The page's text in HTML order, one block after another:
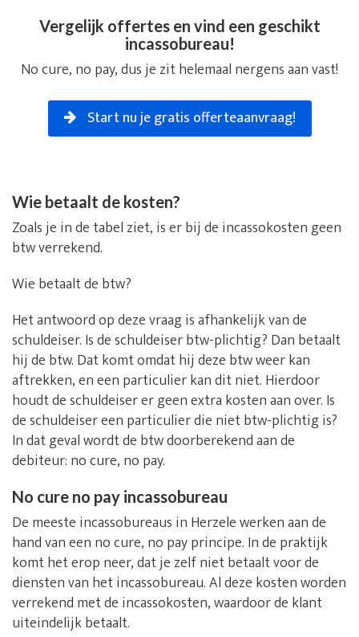
Vergelijk offertes en vind een geschikt
incassobureau!
No cure, no pay, dus je zit helemaal nergens aan vast!
Start nu je gratis offerteaanvraag!
Wie betaalt de kosten?
Zoals je in de tabel ziet, is er bij de incassokosten geen
btw verrekend.
Wie betaalt de btw?
Het antwoord op deze vraag is afhankelijk van de
schuldeiser. Is de schuldeiser btw-plichtig? Dan betaalt
hij de btw. Dat komt omdat hij deze btw weer kan
aftrekken, en een particulier kan dit niet. Hierdoor
houdt de schuldeiser er geen extra kosten aan over. Is
de schuldeiser een particulier die niet btw-plichtig is?
In dat geval wordt de btw doorberekend aan de
debiteur: no cure, no pay.
No cure no pay incassobureau
De meeste incassobureaus in Herzele werken aan de
hand van een no cure, no pay principe. In de praktijk
komt het erop neer, dat je zelf niet betaalt voor de
diensten van het incassobureau. Al deze kosten worden
verrekend met de incassokosten, waardoor de klant
uiteindelijk betaalt.